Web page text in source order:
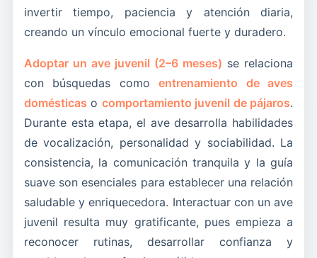
invertir tiempo, paciencia y atención diaria,
creando un vínculo emocional fuerte y duradero.
Adoptar un ave juvenil (2–6 meses) se relaciona
con búsquedas comoentrenamiento de aves
domésticas o comportamiento juvenil de pájaros.
Durante esta etapa, el ave desarrolla habilidades
de vocalización, personalidad y sociabilidad. La
consistencia, la comunicación tranquila y la guía
suave son esenciales para establecer una relación
saludable y enriquecedora. Interactuar con un ave
juvenil resulta muy gratificante, pues empieza a
reconocer rutinas, desarrollar confianza y